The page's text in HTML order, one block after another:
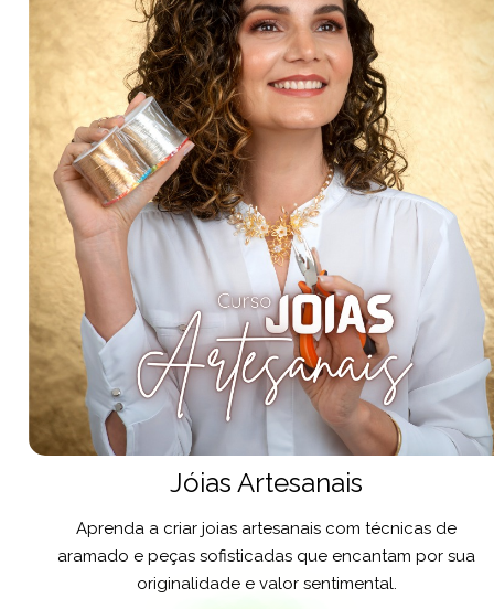
Jóias Artesanais
Aprenda a criar joias artesanais com técnicas de
aramado e peças sofisticadas que encantam por sua
originalidade e valor sentimental.